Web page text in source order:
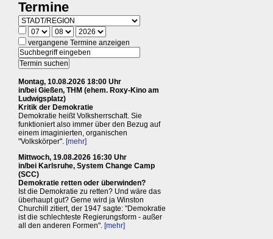
Termine
vergangene Termine anzeigen
Montag, 10.08.2026 18:00 Uhr
in/bei Gießen, THM (ehem. Roxy-Kino am
Ludwigsplatz)
Kritik der Demokratie
Demokratie heißt Volksherrschaft. Sie
funktioniert also immer über den Bezug auf
einem imaginierten, organischen
"Volkskörper". [mehr]
Mittwoch, 19.08.2026 16:30 Uhr
in/bei Karlsruhe, System Change Camp
(SCC)
Demokratie retten oder überwinden?
Ist die Demokratie zu retten? Und wäre das
überhaupt gut? Gerne wird ja Winston
Churchill zitiert, der 1947 sagte: "Demokratie
ist die schlechteste Regierungsform - außer
all den anderen Formen". [mehr]